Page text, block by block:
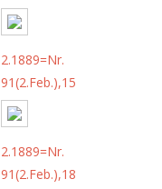
2.1889=Nr.
91(2.Feb.),15
2.1889=Nr.
91(2.Feb.),18